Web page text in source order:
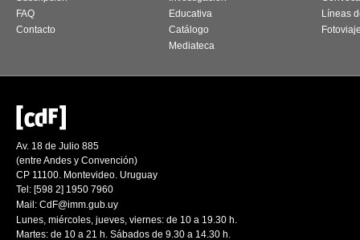
FAQ
Contacto
Educativa
Catálogo
Mediateca
Líneas
Av. 18 de Julio 885
(entre Andes y Convención)
CP 11100. Montevideo. Uruguay
Tel: [598 2] 1950 7960
Mail: CdF@imm.gub.uy
Lunes, miércoles, jueves, viernes: de 10 a 19.30 h.
Martes: de 10 a 21 h. Sábados de 9.30 a 14.30 h.